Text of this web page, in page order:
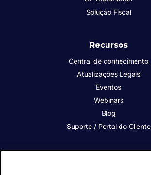
Solução Fiscal
Recursos
Central de conhecimento
Atualizações Legais
Eventos
Webinars
Blog
Suporte / Portal do Cliente